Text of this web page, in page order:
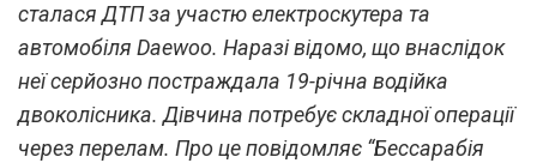
сталася ДТП за участю електроскутера та
автомобіля Daewoо. Наразі відомо, що внаслідок
неї серйозно постраждала 19-річна водійка
двоколісника. Дівчина потребує складної операції
через перелам. Про це повідомляє “Бессарабія